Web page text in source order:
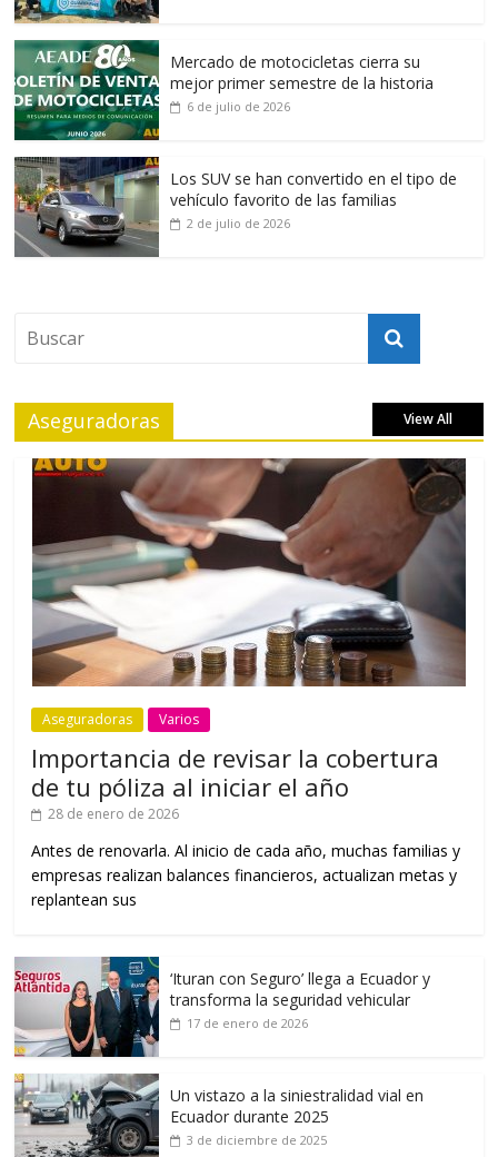
Mercado de motocicletas cierra su
mejor primer semestre de la historia
6 de julio de 2026
Los SUV se han convertido en el tipo de
vehículo favorito de las familias
2 de julio de 2026
Aseguradoras View All
Aseguradoras Varios
Importancia de revisar la cobertura
de tu póliza al iniciar el año
28 de enero de 2026
Antes de renovarla. Al inicio de cada año, muchas familias y
empresas realizan balances financieros, actualizan metas y
replantean sus
‘Ituran con Seguro’ llega a Ecuador y
transforma la seguridad vehicular
17 de enero de 2026
Un vistazo a la siniestralidad vial en
Ecuador durante 2025
3 de diciembre de 2025